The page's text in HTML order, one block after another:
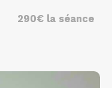
290€ la séance